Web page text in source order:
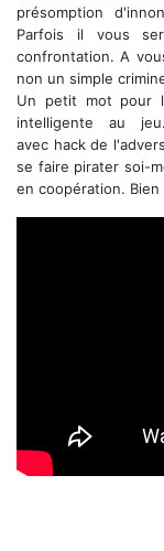
présomption
Parfois il vous
confrontation. A
non un simple
Un petit mot pour
intelligente au
avec hack de
se faire pirater soi-
en coopération. Bien